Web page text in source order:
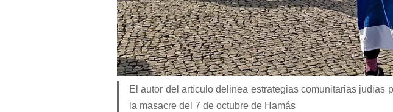
El autor del artículo delinea estrategias comunitarias
la masacre del 7 de octubre de Hamás